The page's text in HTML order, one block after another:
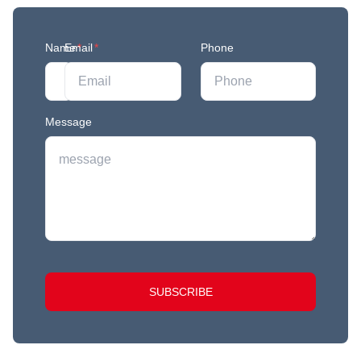
Name*
Email* Phone
Message
SUBSCRIBE